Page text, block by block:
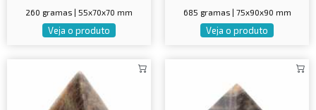
260 gramas | 55x70x70 mm
Veja o produto
685 gramas | 75x90x90 mm
Veja o produto